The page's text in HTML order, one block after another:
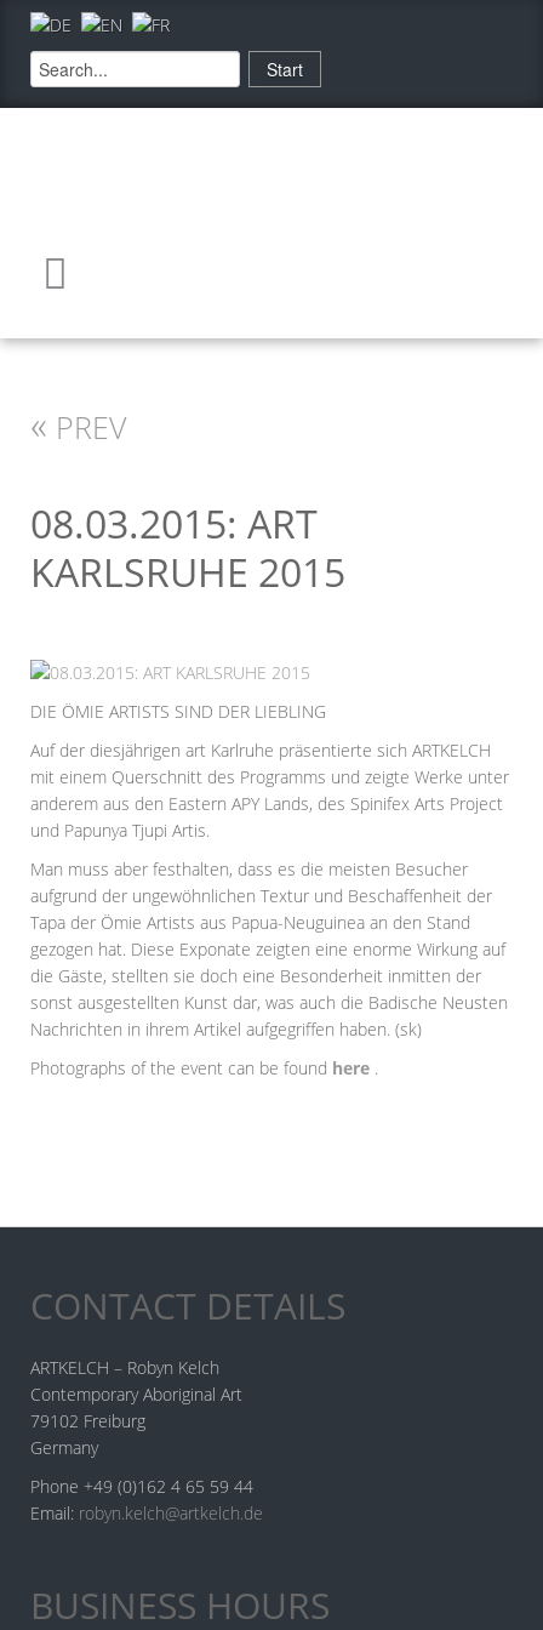
« PREV
08.03.2015: ART
KARLSRUHE 2015
DIE ÖMIE ARTISTS SIND DER LIEBLING
Auf der diesjährigen art Karlruhe präsentierte sich ARTKELCH
mit einem Querschnitt des Programms und zeigte Werke unter
anderem aus den Eastern APY Lands, des Spinifex Arts Project
und Papunya Tjupi Artis.
Man muss aber festhalten, dass es die meisten Besucher
aufgrund der ungewöhnlichen Textur und Beschaffenheit der
Tapa der Ömie Artists aus Papua-Neuguinea an den Stand
gezogen hat. Diese Exponate zeigten eine enorme Wirkung auf
die Gäste, stellten sie doch eine Besonderheit inmitten der
sonst ausgestellten Kunst dar, was auch die Badische Neusten
Nachrichten in ihrem Artikel aufgegriffen haben. (sk)
Photographs of the event can be found here .
CONTACT DETAILS
ARTKELCH – Robyn Kelch
Contemporary Aboriginal Art
79102 Freiburg
Germany
Phone +49 (0)162 4 65 59 44
Email: robyn.kelch@artkelch.de
BUSINESS HOURS